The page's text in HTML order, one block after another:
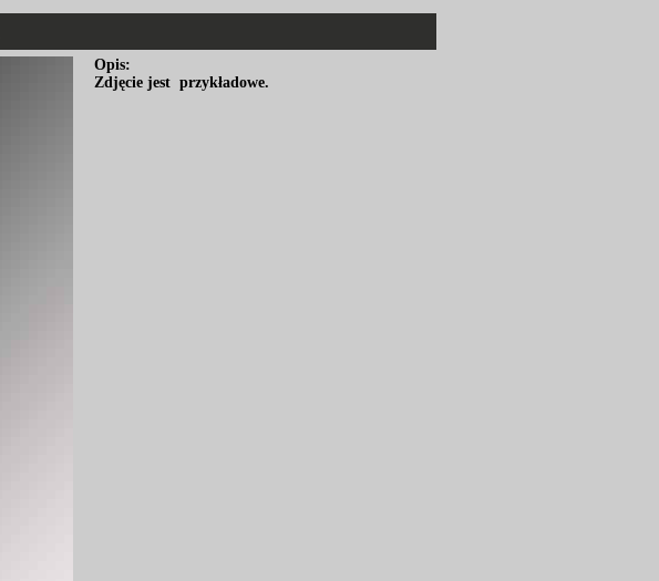
Opis:
Zdjęcie jest przykładowe.